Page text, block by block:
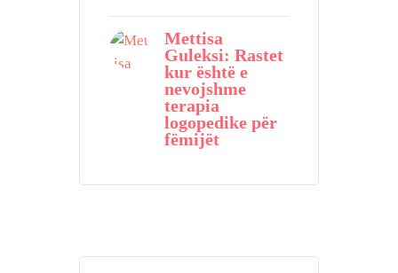
Mettisa
Guleksi: Rastet
kur është e
nevojshme
terapia
logopedike për
fëmijët